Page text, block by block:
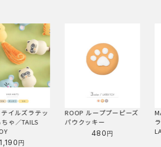
ーププーピーズ
ー
480
MANDARINE BROTHERS
ラテックスボーントイ／
LATEX BONE TOY